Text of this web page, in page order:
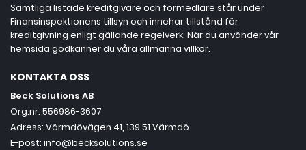
Samtliga listade kreditgivare och förmedlare står under
Finansinspektionens tillsyn och innehar tillstånd för
kreditgivning enligt gällande regelverk. När du använder vår
hemsida godkänner du våra allmänna villkor.
KONTAKTA OSS
Beck Solutions AB
Org.nr: 556986-3607
Adress: Värmdövägen 41, 139 51 Värmdö
E-post: info@becksolutions.se